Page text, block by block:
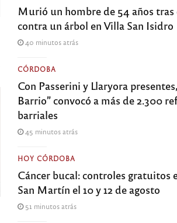
Murió un hombre de 54 años tras
contra un árbol en Villa San Isidro
40 minutos atrás
CÓRDOBA
Con Passerini y Llaryora
Barrio” convocó a más de 2.300
barriales
45 minutos atrás
HOY CÓRDOBA
Cáncer bucal: controles gratuitos
San Martín el 10 y 12 de agosto
51 minutos atrás